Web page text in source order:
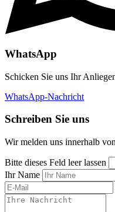
WhatsApp
Schicken Sie uns Ihr
WhatsApp-Nachricht
Schreiben Sie uns
Wir melden uns innerhalb
Bitte dieses Feld leer lassen
Ihr Name